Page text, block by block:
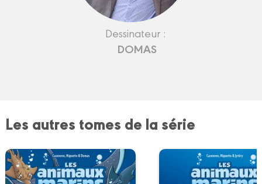
Dessinateur :
DOMAS
Les autres tomes de la série